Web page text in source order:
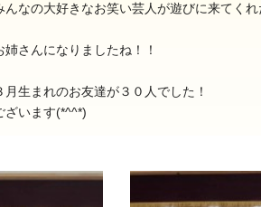
なの大好きなお笑い芸人が遊びに来てくれ
さんになりましたね！！
生まれのお友達が３０人でした！
ざいます(*^^*)